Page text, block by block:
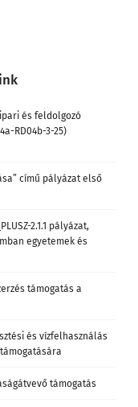
és feldolgozó
RD04b-3-25)
című pályázat első
2.1.1 pályázat,
egyetemek és
támogatás a
és vízfelhasználás
támogatás